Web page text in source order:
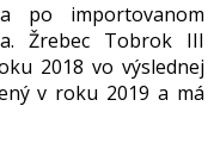
po importovanom
Žrebec Tobrok III
2018 vo výslednej
v roku 2019 a má